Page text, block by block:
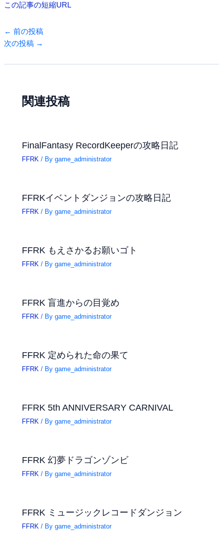
この記事の短縮URL
← 前の投稿
次の投稿 →
関連投稿
FinalFantasy RecordKeeperの攻略日記
FFRK / Bygame_administrator
FFRKイベントダンジョンの攻略日記
FFRK / Bygame_administrator
FFRK もえさかるお願いゴト
FFRK / Bygame_administrator
FFRK 盲進からの目覚め
FFRK / Bygame_administrator
FFRK 定められた命の果て
FFRK / Bygame_administrator
FFRK 5th ANNIVERSARY CARNIVAL
FFRK / Bygame_administrator
FFRK 幻夢ドラゴンゾンビ
FFRK / Bygame_administrator
FFRK ミュージックレコードダンジョン
FFRK / Bygame_administrator